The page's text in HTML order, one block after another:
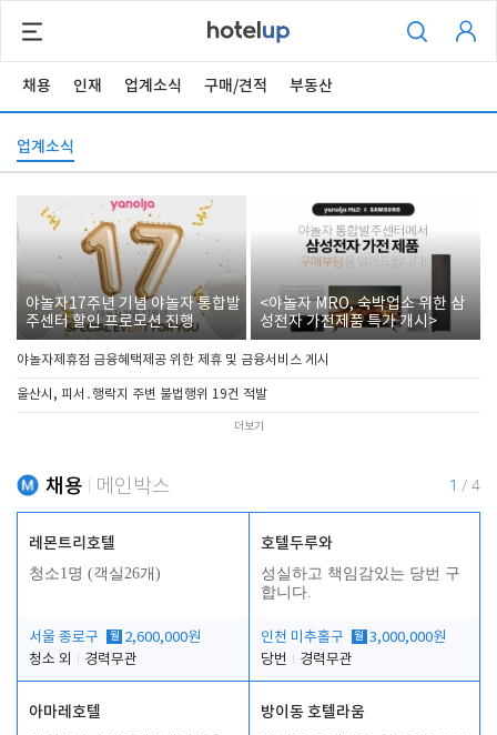
채용 인재 업계소식 구매/견적 부동산
업계소식
야놀자17주년 기념 야놀자 통합발
주센터 할인 프로모션 진행
<야놀자 MRO, 숙박업소 위한 삼
성전자 가전제품 특가 개시>
야놀자제휴점 금융혜택제공 위한 제휴 및 금융서비스 게시
울산시, 피서․행락지 주변 불법행위 19건 적발
더보기
채용 메인박스 1 / 4
레몬트리호텔
청소1명 (객실26개)
서울 종로구 월 2,600,000원
청소 외
경력무관
호텔두루와
성실하고 책임감있는 당번 구
합니다.
인천 미추홀구 월 3,000,000원
당번
경력무관
아마레호텔 방이동 호텔라움